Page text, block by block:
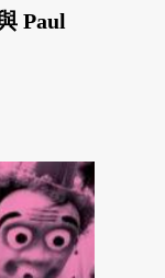
Paul